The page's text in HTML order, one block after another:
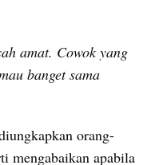
amat. Cowok yang
banget sama
orang-
mengabaikan apabila